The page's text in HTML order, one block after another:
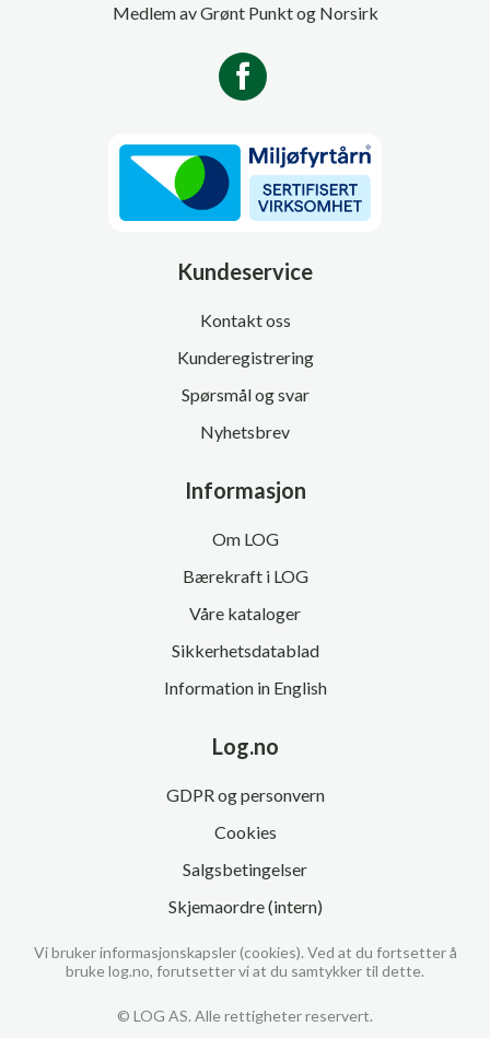
Medlem av Grønt Punkt og Norsirk
Kundeservice
Kontakt oss
Kunderegistrering
Spørsmål og svar
Nyhetsbrev
Informasjon
Om LOG
Bærekraft i LOG
Våre kataloger
Sikkerhetsdatablad
Information in English
Log.no
GDPR og personvern
Cookies
Salgsbetingelser
Skjemaordre (intern)
© LOG AS. Alle rettigheter reservert.
Vi bruker informasjonskapsler (cookies). Ved at du fortsetter å
bruke log.no, forutsetter vi at du samtykker til dette.